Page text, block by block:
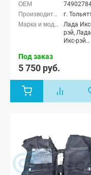
2190),
Гранта
Спорт
(ВАЗ
Лада
лифтбек
ФЛ
Лада
ФЛ
Лада
ФЛ Кросс
Лада
ФЛ
г.
Лада
рэй, Лада
Икс-рэй
Под заказ
5 750 руб.